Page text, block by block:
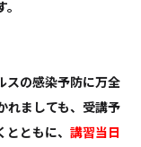
スの感染予防に万全
れましても、受講予
ともに、 講習当日